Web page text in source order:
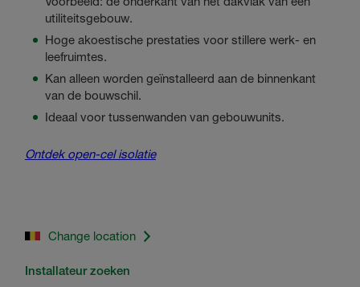
utiliteitsgebouw.
Hoge akoestische prestaties voor stillere werk- en
leefruimtes.
Kan alleen worden geïnstalleerd aan de binnenkant
van de bouwschil.
Ideaal voor tussenwanden van gebouwunits.
Ontdek open-cel isolatie
Change location
Installateur zoeken